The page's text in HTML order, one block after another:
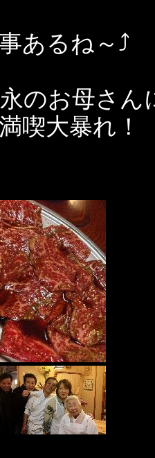
あるね～⤴
のお母さ
喫大暴れ！